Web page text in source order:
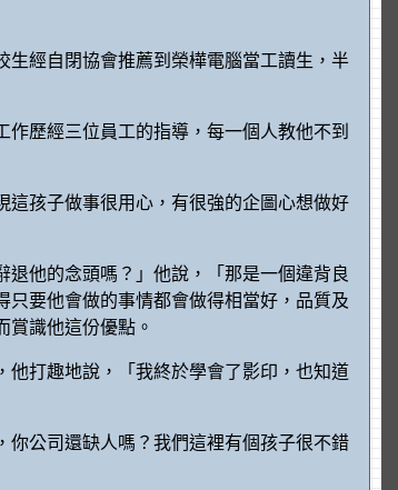
生經自閉協會推薦到榮樺電腦當工讀生，半
歷經三位員工的指導，每一個人教他不到
這孩子做事很用心，有很強的企圖心想做好
他的念頭嗎？」他說，「那是一個違背良
要他會做的事情都會做得相當好，品質及
賞識他這份優點。
他打趣地說，「我終於學會了影印，也知道
你公司還缺人嗎？我們這裡有個孩子很不錯